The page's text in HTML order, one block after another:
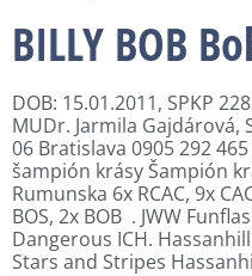
BILLY BOB
DOB: 15.01.2011, SPKP
MUDr. Jarmila Gajdárová,
06 Bratislava 0905 292
šampión krásy Šampión
Rumunska 6x RCAC, 9x
BOS, 2x BOB . JWW
Dangerous ICH.
Stars and Stripes